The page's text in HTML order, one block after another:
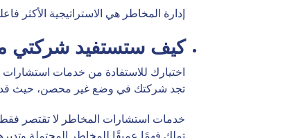
إدارة المخاطر هي الاستراتيجية الأكثر
كيف ستستفيد شركتي
اختيارك للاستفادة من خدمات استشارات
تجد شركتك في وضع غير محصن، حيث قد
خدمات استشارات المخاطر لا تقتصر فقط
تملك فهمًا عميقًا للمخاطر المحتملة